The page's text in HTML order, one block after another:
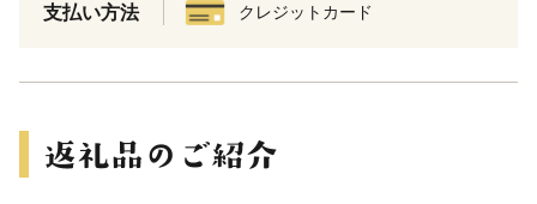
支払い方法 クレジットカード